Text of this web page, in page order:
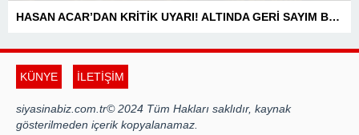
HASAN ACAR’DAN KRİTİK UYARI! ALTINDA GERİ SAYIM BAŞLADI! 14 TEMMUZ’DAKİ VERİ PİYASALARIN YÖNÜNÜ BELİRLEYECEK
KÜNYE İLETİŞİM
siyasinabiz.com.tr© 2024 Tüm Hakları saklıdır, kaynak
gösterilmeden içerik kopyalanamaz.